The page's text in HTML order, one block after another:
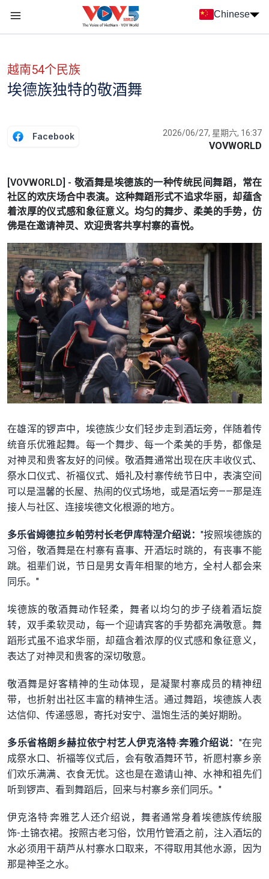
Chinese
越南54个民族
埃德族独特的敬酒舞
Facebook 2026/06/27, 星期六, 16:37
VOVWORLD
[VOVWORLD] - 敬酒舞是埃德族的一种传统民间舞蹈，常在
社区的欢庆场合中表演。这种舞蹈形式不追求华丽，却蕴含
着浓厚的仪式感和象征意义。均匀的舞步、柔美的手势，仿
佛是在邀请神灵、欢迎贵客共享村寨的喜悦。
在雄浑的锣声中，埃德族少女们轻步走到酒坛旁，伴随着传
统音乐优雅起舞。每一个舞步、每一个柔美的手势，都像是
对神灵和贵客友好的问候。敬酒舞通常出现在庆丰收仪式、
祭水口仪式、祈福仪式、婚礼及村寨传统节日中，表演空间
可以是温馨的长屋、热闹的仪式场地，或是酒坛旁——那是连
接人与社区、连接埃德文化根源的地方。
多乐省姆德拉乡帕劳村长老伊库特涅介绍说："按照埃德族的
习俗，敬酒舞是在村寨有喜事、开酒坛时跳的，有丧事不能
跳。祖辈们说，节日是男女青年相聚的地方，全村人都会来
同乐。"
埃德族的敬酒舞动作轻柔，舞者以均匀的步子绕着酒坛旋
转，双手柔软灵动，每一个迎请宾客的手势都充满敬意。舞
蹈形式虽不追求华丽，却蕴含着浓厚的仪式感和象征意义，
表达了对神灵和贵客的深切敬意。
敬酒舞是好客精神的生动体现，是凝聚村寨成员的精神纽
带，也折射出社区丰富的精神生活。通过舞蹈，埃德族人表
达信仰、传递感恩，寄托对安宁、温饱生活的美好期盼。
多乐省格朗乡赫拉依宁村艺人伊克洛特·奔雅介绍说： "在完
成祭水口、祈福等仪式后，会有敬酒舞环节，祈愿村寨乡亲
们欢乐满满、衣食无忧。这也是在邀请山神、水神和祖先们
听到锣声、看到舞蹈后，回来与村寨乡亲们同乐。"
伊克洛特·奔雅艺人还介绍说，舞者通常身着埃德族传统服
饰-土锦衣裙。按照古老习俗，饮用竹管酒之前，注入酒坛的
水必须用干葫芦从村寨水口取来，不得取用其他水源，因为
那是神圣之水。